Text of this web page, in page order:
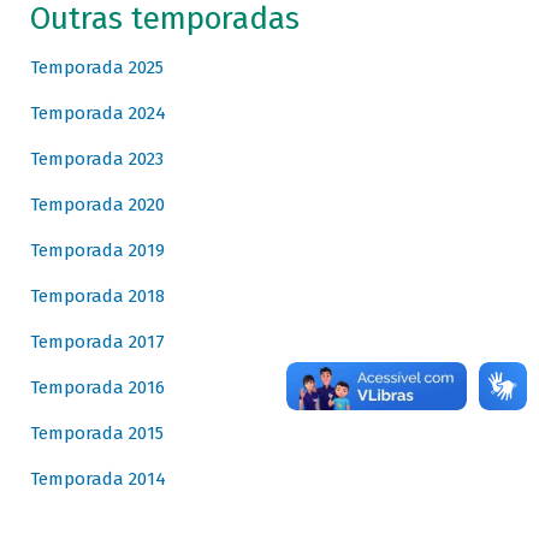
Outras temporadas
Temporada 2025
Temporada 2024
Temporada 2023
Temporada 2020
Temporada 2019
Temporada 2018
Temporada 2017
Temporada 2016
Temporada 2015
Temporada 2014